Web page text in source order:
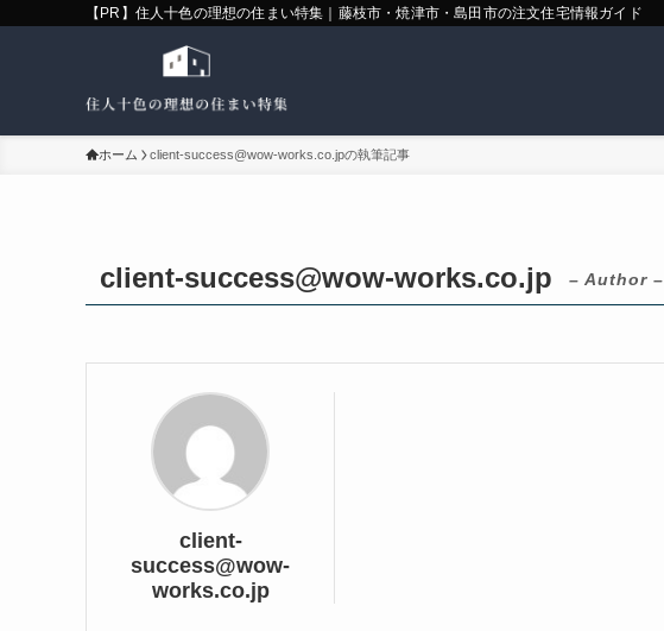
【PR】住人十色の理想の住まい特集｜藤枝市・焼津市・島田市の注文住宅情報ガイド
ホーム client-success@wow-works.co.jpの執筆記事
client-success@wow-works.co.jp – Author –
client-
success@wow-
works.co.jp